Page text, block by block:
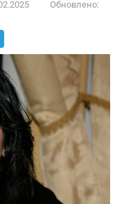
Обновлено: